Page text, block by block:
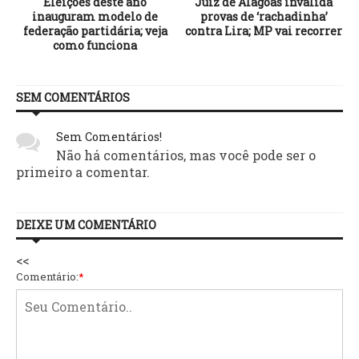
inauguram modelo de
federação partidária; veja
como funciona
provas de ‘rachadinha’
contra Lira; MP vai recorrer
SEM COMENTÁRIOS
Sem Comentários!
Não há comentários, mas você pode ser o
primeiro a comentar.
DEIXE UM COMENTÁRIO
<<
Comentário:*